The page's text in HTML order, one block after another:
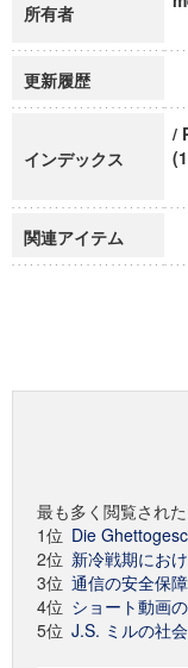
所有者
更新履歴
インデックス
/
関連アイテム
最も多く閲覧され
1位 Die
2位 新冷戦期にお
3位 通信の安全保
4位 ショート動画
5位 J.S. ミルの社